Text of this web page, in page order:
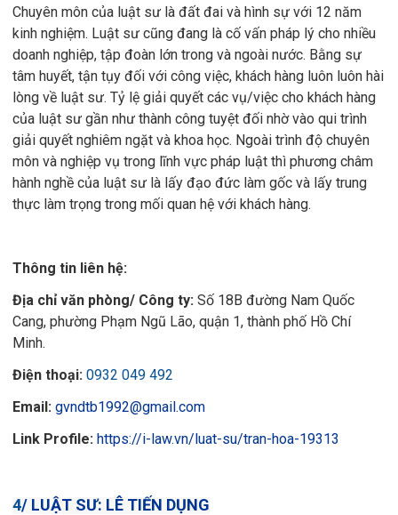
Chuyên môn của luật sư là đất đai và hình sự với 12 năm
kinh nghiệm. Luật sư cũng đang là cố vấn pháp lý cho nhiều
doanh nghiệp, tập đoàn lớn trong và ngoài nước. Bằng sự
tâm huyết, tận tụy đối với công việc, khách hàng luôn luôn hài
lòng về luật sư. Tỷ lệ giải quyết các vụ/việc cho khách hàng
của luật sư gần như thành công tuyệt đối nhờ vào qui trình
giải quyết nghiêm ngặt và khoa học. Ngoài trình độ chuyên
môn và nghiệp vụ trong lĩnh vực pháp luật thì phương châm
hành nghề của luật sư là lấy đạo đức làm gốc và lấy trung
thực làm trọng trong mối quan hệ với khách hàng.
Thông tin liên hệ:
Địa chỉ văn phòng/ Công ty: Số 18B đường Nam Quốc
Cang, phường Phạm Ngũ Lão, quận 1, thành phố Hồ Chí
Minh.
Điện thoại: 0932 049 492
Email: gvndtb1992@gmail.com
Link Profile: https://i-law.vn/luat-su/tran-hoa-19313
4/ LUẬT SƯ: LÊ TIẾN DỤNG